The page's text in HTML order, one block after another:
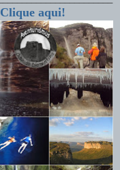
Clique aqui!